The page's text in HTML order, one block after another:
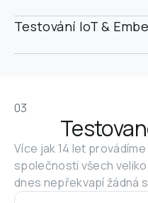
Testování IoT &
03
Více jak 14 let
společnosti všech
dnes nepřekvapí žádná